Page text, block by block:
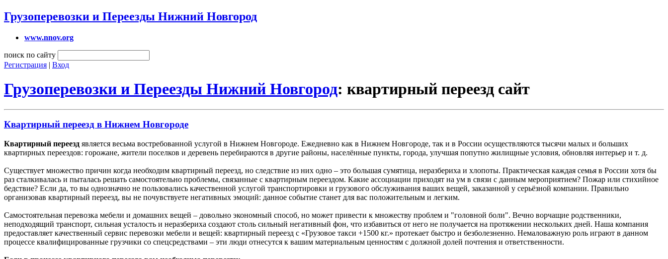
Грузоперевозки и Переезды Нижний Новгород
www.nnov.org
поиск по сайту
Регистрация | Вход
Грузоперевозки и Переезды Нижний Новгород: квартирный переезд сайт
Квартирный переезд в Нижнем Новгороде
Квартирный переезд является весьма востребованной услугой в Нижнем Новгороде. Ежедневно как в Нижнем Новгороде, так и в России осуществляются тысячи малых и больших
квартирных переездов: горожане, жители поселков и деревень перебираются в другие районы, населённые пункты, города, улучшая попутно жилищные условия, обновляя интерьер и т. д.
Существует множество причин когда необходим квартирный переезд, но следствие из них одно – это большая сумятица, неразбериха и хлопоты. Практическая каждая семья в России хотя бы
раз сталкивалась и пыталась решать самостоятельно проблемы, связанные с квартирным переездом. Какие ассоциации приходят на ум в связи с данным мероприятием? Пожар или стихийное
бедствие? Если да, то вы однозначно не пользовались качественной услугой транспортировки и грузового обслуживания ваших вещей, заказанной у серьёзной компании. Правильно
организовав квартирный переезд, вы не почувствуете негативных эмоций: данное событие станет для вас положительным и легким.
Самостоятельная перевозка мебели и домашних вещей – довольно экономный способ, но может привести к множеству проблем и "головной боли". Вечно ворчащие родственники,
неподходящий транспорт, сильная усталость и неразбериха создают столь сильный негативный фон, что избавиться от него не получается на протяжении нескольких дней. Наша компания
предоставляет качественный сервис перевозки мебели и вещей: квартирный переезд с «Грузовое такси +1500 кг.» протекает быстро и безболезненно. Немаловажную роль играют в данном
процессе квалифицированные грузчики со спецсредствами – эти люди отнесутся к вашим материальным ценностям с должной долей почтения и ответственности.